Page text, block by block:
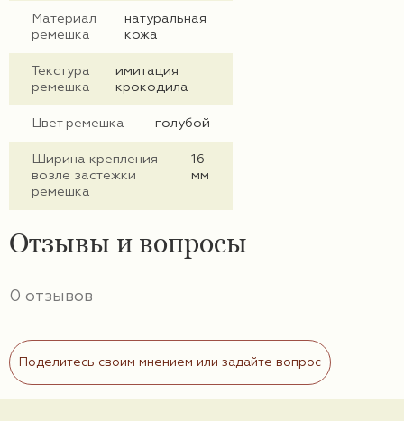
Материал
ремешка
натуральная
кожа
Текстура
ремешка
имитация
крокодила
Цвет ремешка голубой
Ширина крепления
возле застежки
ремешка
16
мм
Отзывы и вопросы
0 отзывов
Поделитесь своим мнением или задайте вопрос